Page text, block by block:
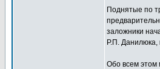
Поднятые по
заложники
Р.П. Данилюка,
Обо всем этом